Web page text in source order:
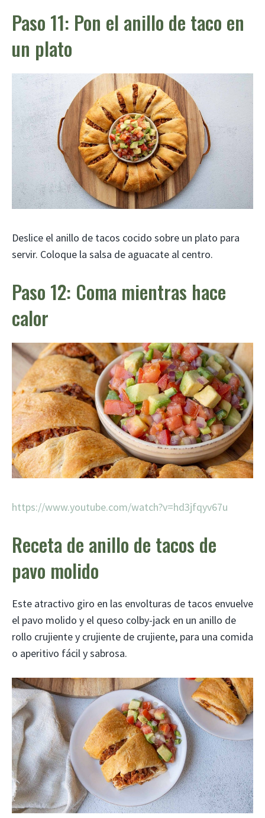
Paso 11: Pon el anillo de taco en
un plato
Deslice el anillo de tacos cocido sobre un plato para
servir. Coloque la salsa de aguacate al centro.
Paso 12: Coma mientras hace
calor
https://www.youtube.com/watch?v=hd3jfqyv67u
Receta de anillo de tacos de
pavo molido
Este atractivo giro en las envolturas de tacos envuelve
el pavo molido y el queso colby-jack en un anillo de
rollo crujiente y crujiente de crujiente, para una comida
o aperitivo fácil y sabrosa.